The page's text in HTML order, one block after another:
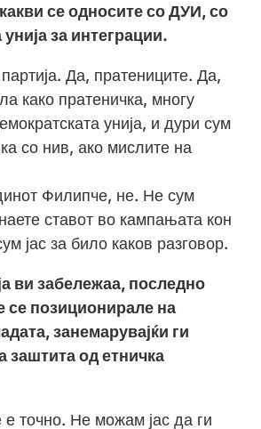
се односите со ДУИ, со
за интеграции.
Да, пратениците. Да,
како пратеничка, многу
унија, и дури сум
со нив, ако мислите на
Филипче, не. Не сум
ставот во кампањата кон
јас за било каков разговор.
ви забележаа, последно
се позиционирале на
занемарувајќи ги
заштита од етничка
точно. Не можам јас да ги